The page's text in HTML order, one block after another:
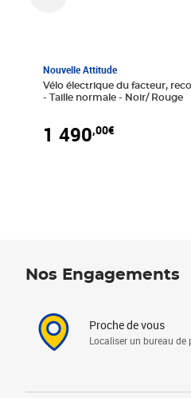
Nouvelle Attitude
Vélo électrique du facteur,
- Taille normale - Noir/ Rouge
1 490,00€
Nos Engagements
Proche de vous
Localiser un bureau de